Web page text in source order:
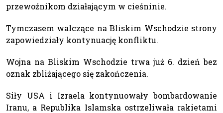
przewoźnikom działającym w cieśninie.
Tymczasem walczące na Bliskim Wschodzie strony
zapowiedziały kontynuację konfliktu.
Wojna na Bliskim Wschodzie trwa już 6. dzień bez
oznak zbliżającego się zakończenia.
Siły USA i Izraela kontynuowały bombardowanie
Iranu, a Republika Islamska ostrzeliwała rakietami